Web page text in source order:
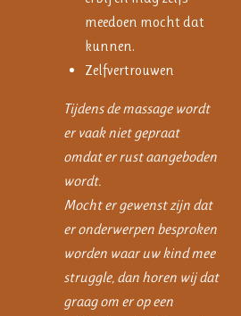
meedoen mocht dat
kunnen.
Zelfvertrouwen
Tijdens de massage wordt
er vaak niet gepraat
omdat er rust aangeboden
wordt.
Mocht er gewenst zijn dat
er onderwerpen besproken
worden waar uw kind mee
struggle, dan horen wij dat
graag om er op een